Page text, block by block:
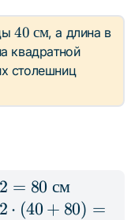
40
\text{
см}
40 см, а длина в
квадратной
столешниц
2 = 80 см
2
2 ⋅ (40 + 80) =